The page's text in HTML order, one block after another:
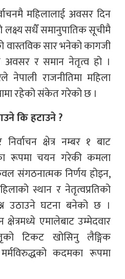
महिलालाई अवसर दिन
लक्ष्य सधैँ समानुपातिक सूचीमै
वास्तविक सार भनेको कागजी
अवसर र समान नेतृत्व हो ।
नेपाली राजनीतिमा महिला
रहेको संकेत गरेको छ ।
कि हटाउने ?
क्षेत्र नम्बर १ बाट
रूपमा चयन गरेकी कमला
संगठनात्मक निर्णय होइन,
स्थान र नेतृत्वप्रतिको
उठाउने घटना बनेको छ ।
क्षेत्रमध्ये एमालेबाट उम्मेदवार
टिकट खोसिनु लैङ्गिक
कदमका रूपमा